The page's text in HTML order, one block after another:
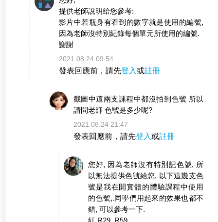
提供老師說明給您參考:
影片中若瓶身有看到的數字就是使用的編號,
因為老師沒特別紀錄每個單元所使用的編號.
謝謝
2021.08.24 09:54
發表回應前，請先登入或註冊
截圖中這兩支課程中都沒拍到色號 所以
請問老師 色號是多少呢?
2021.08.24 21:47
發表回應前，請先登入或註冊
您好, 因為老師沒有特別記色號, 所
以無法提供色號給您, 以下這幾支色
號是我在開實體的體驗課程中使用
的色號,.同學們用起來的效果也都不
錯, 可以參考一下.
紅 R29, R59